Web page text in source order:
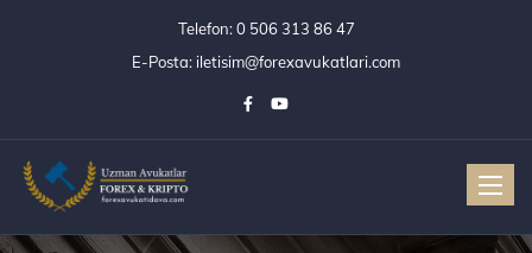
Telefon:0 506 313 86 47
E-Posta: iletisim@forexavukatlari.com